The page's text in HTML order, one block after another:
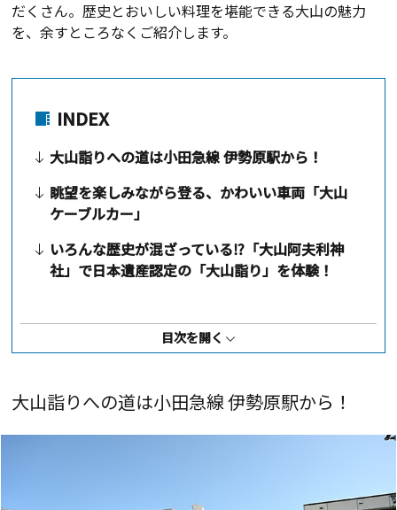
だくさん。歴史とおいしい料理を堪能できる大山の魅力
を、余すところなくご紹介します。
INDEX
大山詣りへの道は小田急線 伊勢原駅から！
眺望を楽しみながら登る、かわいい車両「大山
ケーブルカー」
いろんな歴史が混ざっている⁉「大山阿夫利神
社」で日本遺産認定の「大山詣り」を体験！
「二重滝」
坊かげゆ」
目次を開く
大山詣りへの道は小田急線 伊勢原駅から！